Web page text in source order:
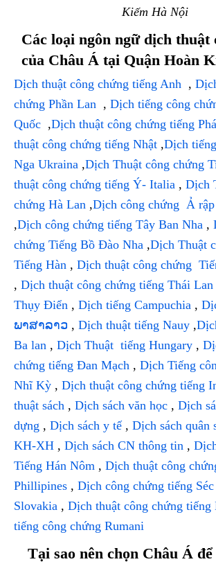
Kiếm Hà Nội
Các loại ngôn ngữ dịch thuật
của Châu Á tại Quận Hoàn
Dịch thuật công chứng tiếng Anh ,
chứng Phần Lan , Dịch tiếng công
Quốc ,Dịch thuật công chứng tiếng
thuật công chứng tiếng Nhật ,Dịch
Nga Ukraina ,Dịch Thuật công chứng
thuật công chứng tiếng Ý- Italia , Dịch
chứng Hà Lan ,Dịch công chứng Ả rập
,Dịch công chứng tiếng Tây Ban Nha ,
chứng Tiếng Bồ Đào Nha ,Dịch Thuật
Tiếng Hàn , Dịch thuật công chứng
, Dịch thuật công chứng tiếng Thái Lan
Thụy Điển , Dịch tiếng Campuchia ,
ພາສາລາວ , Dịch thuật tiếng Nauy ,
Ba lan , Dịch Thuật tiếng Hungary ,
chứng tiếng Đan Mạch , Dịch Tiếng
Nhĩ Kỳ , Dịch thuật công chứng tiếng
thuật sách , Dịch sách văn học , Dịch
dựng , Dịch sách y tế, Dịch sách quân
KH-XH , Dịch sách CN thông tin ,
Tiếng Hán Nôm , Dịch thuật công
Phillipines , Dịch công chứng tiếng
Slovakia , Dịch thuật công chứng tiếng
tiếng công chứng Rumani
Tại sao nên chọn Châu Á